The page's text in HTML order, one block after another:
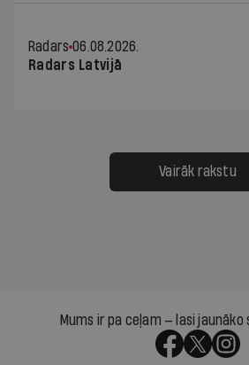
Radars 06.08.2026.
Radars Latvijā
Vairāk rakstu
Mums ir pa ceļam — lasi jaunāko